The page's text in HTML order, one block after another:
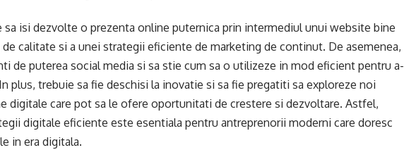
sa isi dezvolte o prezenta online puternica prin intermediul unui website bine
calitate si a unei strategii eficiente de marketing de continut. De asemenea,
de puterea social media si sa stie cum sa o utilizeze in mod eficient pentru a-
plus, trebuie sa fie deschisi la inovatie si sa fie pregatiti sa exploreze noi
digitale care pot sa le ofere oportunitati de crestere si dezvoltare. Astfel,
digitale eficiente este esentiala pentru antreprenorii moderni care doresc
in era digitala.